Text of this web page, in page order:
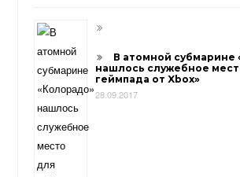
В атомной субмарине
нашлось служебное
геймпада от Xbox»
28.09.2017